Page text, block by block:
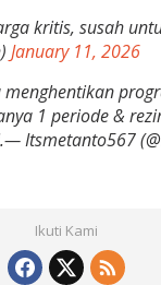
kritis, susah
January 11, 2026
1 periode &
Itsmetanto567
Ikuti Kami